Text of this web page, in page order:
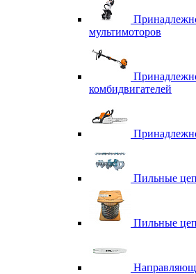
мультимоторов
комбидвигателей
Пильные
Пильные